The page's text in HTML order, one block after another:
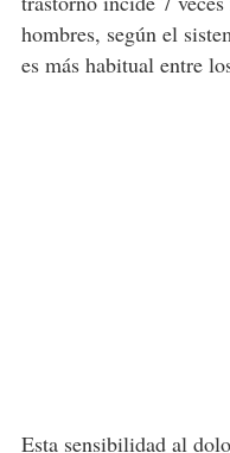
hombres, según el
es más habitual entre
Esta sensibilidad al